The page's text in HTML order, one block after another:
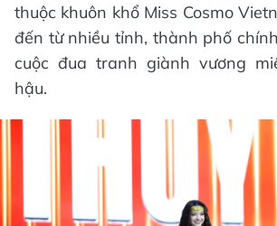
thuộc khuôn khổ Miss Cosmo
đến từ nhiều tỉnh, thành phố
cuộc đua tranh giành vương
hậu.